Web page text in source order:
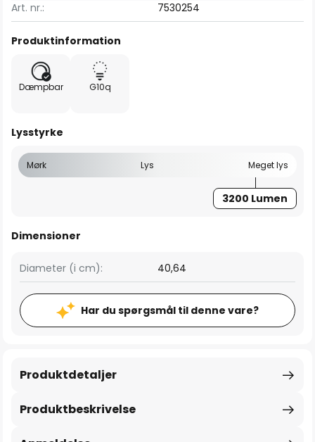
Art. nr.:
7530254
Produktinformation
Dæmpbar G10q
Lysstyrke
Mørk Lys Meget lys
3200 Lumen
Dimensioner
Diameter (i cm): 40,64
Har du spørgsmål til denne vare?
Produktbeskrivelse
Produktdetaljer